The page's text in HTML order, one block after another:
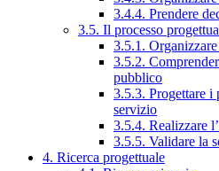
3.4.4. Prendere
3.5. Il processo
3.5.1.
3.5.2.
pubblico
3.5.3. Progettare i
servizio
3.5.4. Realizzare
3.5.5. Validare la
4. Ricerca progettuale